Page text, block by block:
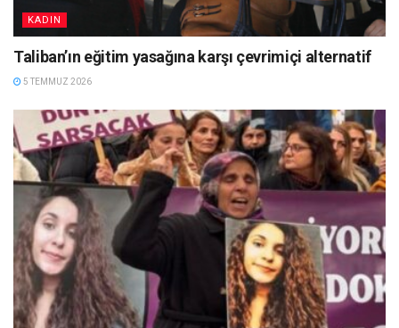
KADIN
Taliban’ın eğitim yasağına karşı çevrimiçi alternatif
5 TEMMUZ 2026